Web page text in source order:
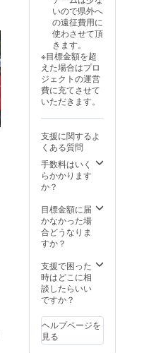
サイズ
は少し
小さめ
なので1
サイズ
大きい
サイズ
をお選
びくだ
さい。
プロ
ト終了
後、お
送りす
るメー
ルにてT
ネーム
表記と
お好き
な背番
知らせ
くださ
い。
いので県外へ
の遠征費用に
使わさせて頂
きます。
※目標金額を超
えた場合はプロ
ジェクトの運営
費に充てさせて
いただきます。
支援に関するよ
くある質問
手数料はいく
らかかります
か？
目標金額に届
かなかった場
合どうなりま
すか？
支援で困った
時はどこに相
談したらいい
ですか？
ヘルプページを
見る